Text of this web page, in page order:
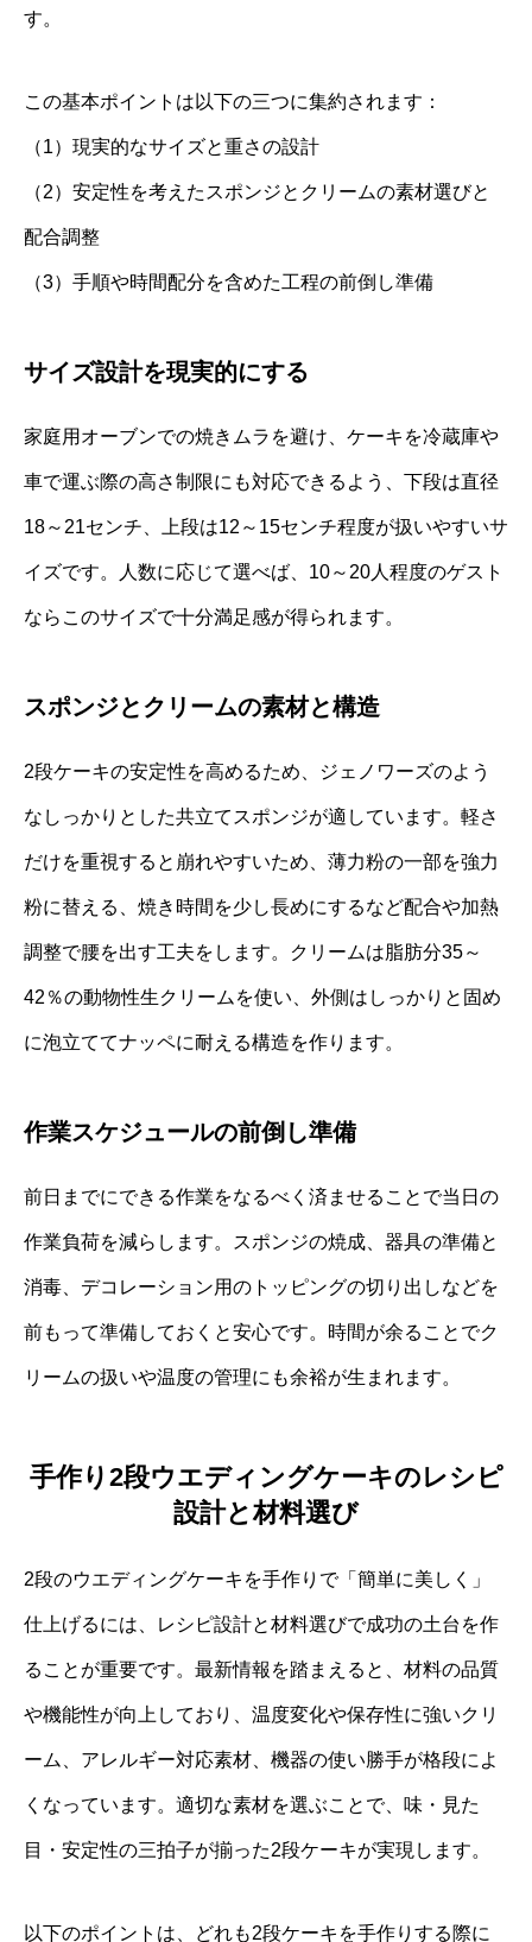
す。
この基本ポイントは以下の三つに集約されます：
（1）現実的なサイズと重さの設計
（2）安定性を考えたスポンジとクリームの素材選びと
配合調整
（3）手順や時間配分を含めた工程の前倒し準備
サイズ設計を現実的にする
家庭用オーブンでの焼きムラを避け、ケーキを冷蔵庫や
車で運ぶ際の高さ制限にも対応できるよう、下段は直径
18～21センチ、上段は12～15センチ程度が扱いやすいサ
イズです。人数に応じて選べば、10～20人程度のゲスト
ならこのサイズで十分満足感が得られます。
スポンジとクリームの素材と構造
2段ケーキの安定性を高めるため、ジェノワーズのよう
なしっかりとした共立てスポンジが適しています。軽さ
だけを重視すると崩れやすいため、薄力粉の一部を強力
粉に替える、焼き時間を少し長めにするなど配合や加熱
調整で腰を出す工夫をします。クリームは脂肪分35～
42％の動物性生クリームを使い、外側はしっかりと固め
に泡立ててナッペに耐える構造を作ります。
作業スケジュールの前倒し準備
前日までにできる作業をなるべく済ませることで当日の
作業負荷を減らします。スポンジの焼成、器具の準備と
消毒、デコレーション用のトッピングの切り出しなどを
前もって準備しておくと安心です。時間が余ることでク
リームの扱いや温度の管理にも余裕が生まれます。
手作り2段ウエディングケーキのレシピ
設計と材料選び
2段のウエディングケーキを手作りで「簡単に美しく」
仕上げるには、レシピ設計と材料選びで成功の土台を作
ることが重要です。最新情報を踏まえると、材料の品質
や機能性が向上しており、温度変化や保存性に強いクリ
ーム、アレルギー対応素材、機器の使い勝手が格段によ
くなっています。適切な素材を選ぶことで、味・見た
目・安定性の三拍子が揃った2段ケーキが実現します。
以下のポイントは、どれも2段ケーキを手作りする際に